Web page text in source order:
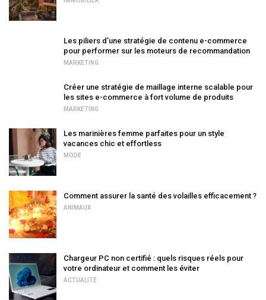
Les piliers d’une stratégie de contenu e-commerce
pour performer sur les moteurs de recommandation
MARKETING
Créer une stratégie de maillage interne scalable pour
les sites e-commerce à fort volume de produits
MARKETING
Les marinières femme parfaites pour un style
vacances chic et effortless
MODE
Comment assurer la santé des volailles efficacement ?
ANIMAUX
Chargeur PC non certifié : quels risques réels pour
votre ordinateur et comment les éviter
ACTUALITÉ